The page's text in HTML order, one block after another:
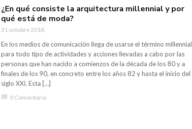
¿En qué consiste la arquitectura millennial y por
qué está de moda?
31 octubre 2018
En los medios de comunicación llega de usarse el término millennial
para todo tipo de actividades y acciones llevadas a cabo por las
personas que han nacido a comienzos de la década de los 80 y a
finales de los 90, en concreto entre los años 82 y hasta el inicio del
siglo XXI. Esta […]
chat_bubble 0 Comentario